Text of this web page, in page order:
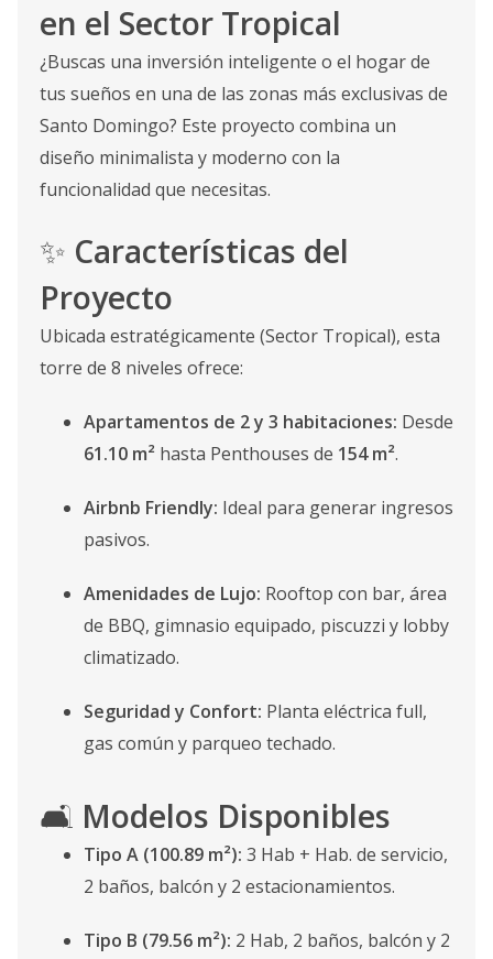
en el Sector Tropical
¿Buscas una inversión inteligente o el hogar de
tus sueños en una de las zonas más exclusivas de
Santo Domingo? Este proyecto combina un
diseño minimalista y moderno con la
funcionalidad que necesitas.
✨ Características del
Proyecto
Ubicada estratégicamente (Sector Tropical), esta
torre de 8 niveles ofrece:
Apartamentos de 2 y 3 habitaciones: Desde
61.10 m² hasta Penthouses de 154 m².
Airbnb Friendly: Ideal para generar ingresos
pasivos.
Amenidades de Lujo: Rooftop con bar, área
de BBQ, gimnasio equipado, piscuzzi y lobby
climatizado.
Seguridad y Confort: Planta eléctrica full,
gas común y parqueo techado.
🛋️ Modelos Disponibles
Tipo A (100.89 m²): 3 Hab + Hab. de servicio,
2 baños, balcón y 2 estacionamientos.
Tipo B (79.56 m²): 2 Hab, 2 baños, balcón y 2